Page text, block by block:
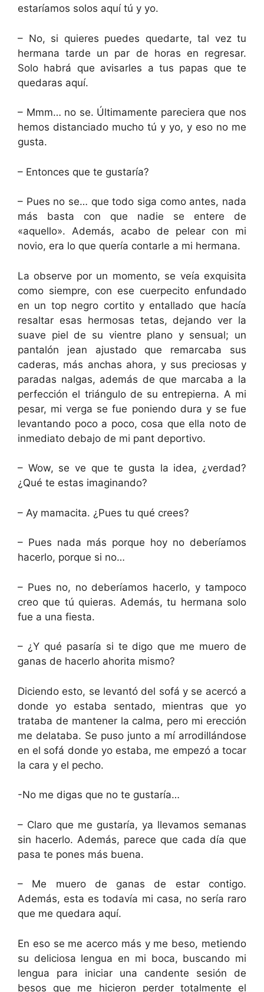
estaríamos solos aquí tú y yo.
– No, si quieres puedes quedarte, tal vez tu
hermana tarde un par de horas en regresar.
Solo habrá que avisarles a tus papas que te
quedaras aquí.
– Mmm… no se. Últimamente pareciera que nos
hemos distanciado mucho tú y yo, y eso no me
gusta.
– Entonces que te gustaría?
– Pues no se… que todo siga como antes, nada
más basta con que nadie se entere de
«aquello». Además, acabo de pelear con mi
novio, era lo que quería contarle a mi hermana.
La observe por un momento, se veía exquisita
como siempre, con ese cuerpecito enfundado
en un top negro cortito y entallado que hacía
resaltar esas hermosas tetas, dejando ver la
suave piel de su vientre plano y sensual; un
pantalón jean ajustado que remarcaba sus
caderas, más anchas ahora, y sus preciosas y
paradas nalgas, además de que marcaba a la
perfección el triángulo de su entrepierna. A mi
pesar, mi verga se fue poniendo dura y se fue
levantando poco a poco, cosa que ella noto de
inmediato debajo de mi pant deportivo.
– Wow, se ve que te gusta la idea, ¿verdad?
¿Qué te estas imaginando?
– Ay mamacita. ¿Pues tu qué crees?
– Pues nada más porque hoy no deberíamos
hacerlo, porque si no…
– Pues no, no deberíamos hacerlo, y tampoco
creo que tú quieras. Además, tu hermana solo
fue a una fiesta.
– ¿Y qué pasaría si te digo que me muero de
ganas de hacerlo ahorita mismo?
Diciendo esto, se levantó del sofá y se acercó a
donde yo estaba sentado, mientras que yo
trataba de mantener la calma, pero mi erección
me delataba. Se puso junto a mí arrodillándose
en el sofá donde yo estaba, me empezó a tocar
la cara y el pecho.
-No me digas que no te gustaría…
– Claro que me gustaría, ya llevamos semanas
sin hacerlo. Además, parece que cada día que
pasa te pones más buena.
– Me muero de ganas de estar contigo.
Además, esta es todavía mi casa, no sería raro
que me quedara aquí.
En eso se me acerco más y me beso, metiendo
su deliciosa lengua en mi boca, buscando mi
lengua para iniciar una candente sesión de
besos que me hicieron perder totalmente el